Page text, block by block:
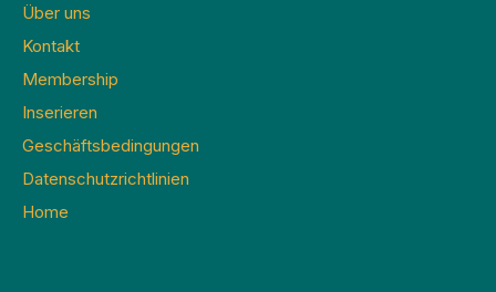
Über uns
Kontakt
Membership
Inserieren
Geschäftsbedingungen
Datenschutzrichtlinien
Home